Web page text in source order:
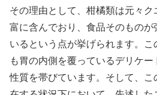
その理由として、柑橘類は元々
富に含んでおり、食品そのものが
いるという点が挙げられます。
も胃の内側を覆っているデリケ
性質を帯びています。そして、